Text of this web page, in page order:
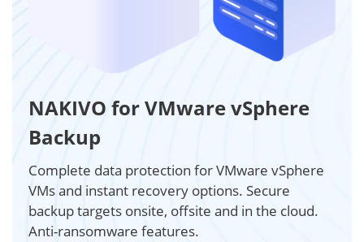
NAKIVO for VMware vSphere
Backup
Complete data protection for VMware vSphere
VMs and instant recovery options. Secure
backup targets onsite, offsite and in the cloud.
Anti-ransomware features.